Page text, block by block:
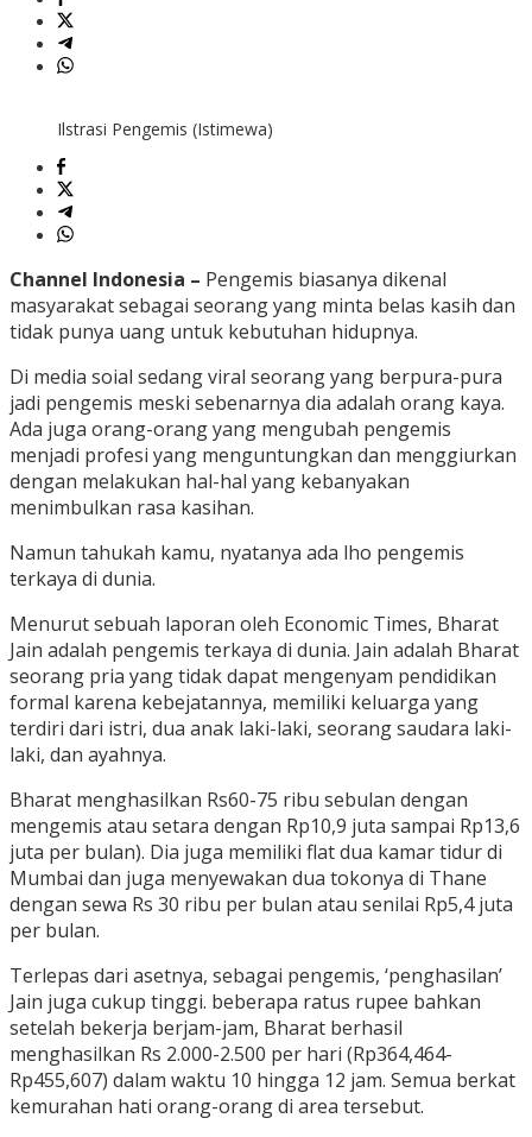
Ilstrasi Pengemis (Istimewa)
Channel Indonesia – Pengemis biasanya dikenal
masyarakat sebagai seorang yang minta belas kasih dan
tidak punya uang untuk kebutuhan hidupnya.
Di media soial sedang viral seorang yang berpura-pura
jadi pengemis meski sebenarnya dia adalah orang kaya.
Ada juga orang-orang yang mengubah pengemis
menjadi profesi yang menguntungkan dan menggiurkan
dengan melakukan hal-hal yang kebanyakan
menimbulkan rasa kasihan.
Namun tahukah kamu, nyatanya ada lho pengemis
terkaya di dunia.
Menurut sebuah laporan oleh Economic Times, Bharat
Jain adalah pengemis terkaya di dunia. Jain adalah Bharat
seorang pria yang tidak dapat mengenyam pendidikan
formal karena kebejatannya, memiliki keluarga yang
terdiri dari istri, dua anak laki-laki, seorang saudara laki-
laki, dan ayahnya.
Bharat menghasilkan Rs60-75 ribu sebulan dengan
mengemis atau setara dengan Rp10,9 juta sampai Rp13,6
juta per bulan). Dia juga memiliki flat dua kamar tidur di
Mumbai dan juga menyewakan dua tokonya di Thane
dengan sewa Rs 30 ribu per bulan atau senilai Rp5,4 juta
per bulan.
Terlepas dari asetnya, sebagai pengemis, ‘penghasilan’
Jain juga cukup tinggi. beberapa ratus rupee bahkan
setelah bekerja berjam-jam, Bharat berhasil
menghasilkan Rs 2.000-2.500 per hari (Rp364,464-
Rp455,607) dalam waktu 10 hingga 12 jam. Semua berkat
kemurahan hati orang-orang di area tersebut.